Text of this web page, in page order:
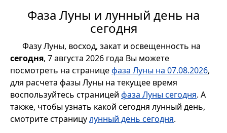
Фаза Луны и лунный день на
сегодня
Фазу Луны, восход, закат и освещенность на
сегодня, 7 августа 2026 года Вы можете
посмотреть на страницефаза Луны на 07.08.2026,
для расчета фазы Луны на текущее время
воспользуйтесь страницей фаза Луны сегодня. А
также, чтобы узнать какой сегодня лунный день,
смотрите страницулунный день сегодня.